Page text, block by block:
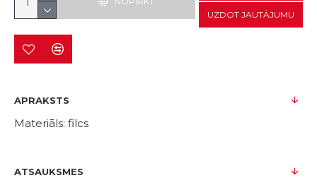
UZDOT JAUTĀJUMU
APRAKSTS
Materiāls: filcs
ATSAUKSMES